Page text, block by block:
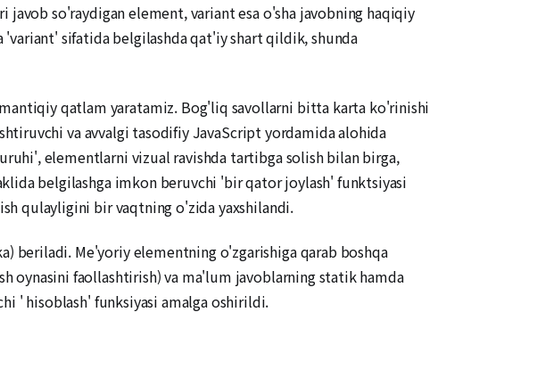
so'raydigan element, variant esa o'sha javobning haqiqiy
sifatida belgilashda qat'iy shart qildik, shunda
qatlam yaratamiz. Bog'liq savollarni bitta karta ko'rinishi
va avvalgi tasodifiy JavaScript yordamida alohida
elementlarni vizual ravishda tartibga solish bilan birga,
belgilashga imkon beruvchi 'bir qator joylash' funktsiyasi
qulayligini bir vaqtning o'zida yaxshilandi.
beriladi. Me'yoriy elementning o'zgarishiga qarab boshqa
oynasini faollashtirish) va ma'lum javoblarning statik hamda
' hisoblash' funksiyasi amalga oshirildi.